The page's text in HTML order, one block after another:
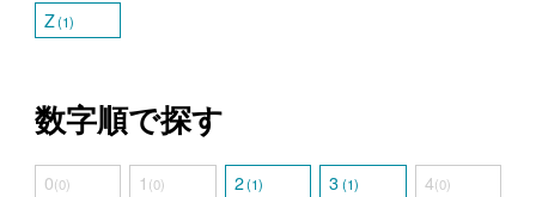
Z(1)
数字順で探す
0(0) 1 (0) 2(1) 3(1) 4(0)